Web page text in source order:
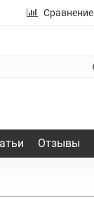
Сравнение
Отзывы